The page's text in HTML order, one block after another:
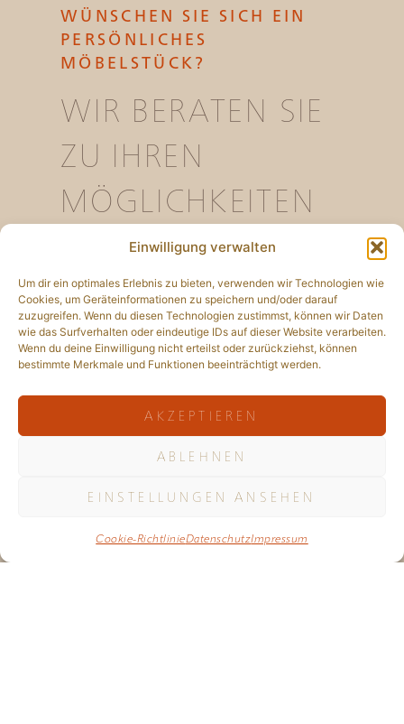
Einwilligung verwalten
Um dir ein optimales Erlebnis zu bieten, verwenden wir Technologien wie
Cookies, um Geräteinformationen zu speichern und/oder darauf
zuzugreifen. Wenn du diesen Technologien zustimmst, können wir Daten
wie das Surfverhalten oder eindeutige IDs auf dieser Website verarbeiten.
Wenn du deine Einwilligung nicht erteilst oder zurückziehst, können
bestimmte Merkmale und Funktionen beeinträchtigt werden.
AKZEPTIEREN
ABLEHNEN
EINSTELLUNGEN ANSEHEN
Cookie-RichtlinieDatenschutzImpressum
WÜNSCHEN SIE SICH EIN
PERSÖNLICHES
MÖBELSTÜCK?
WIR BERATEN SIE
ZU IHREN
MÖGLICHKEITEN
SCHREIBEN SIE UNS